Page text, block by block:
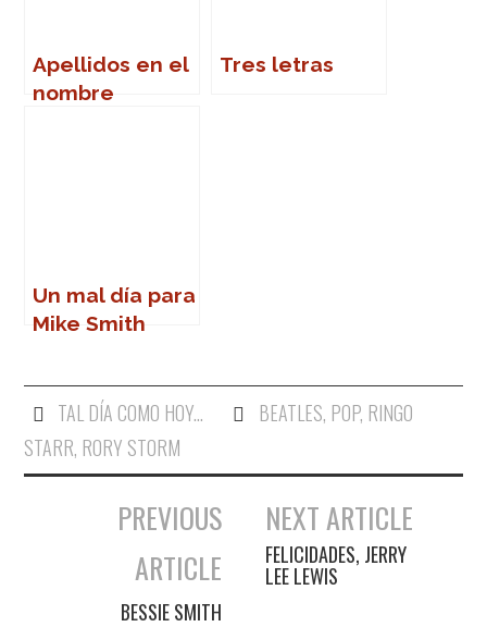
Apellidos en el
nombre
Tres letras
Un mal día para
Mike Smith
TAL DÍA COMO HOY... BEATLES, POP, RINGO
STARR, RORY STORM
Navegación de entradas
PREVIOUS
ARTICLE
BESSIE SMITH
NEXT ARTICLE
FELICIDADES, JERRY
LEE LEWIS